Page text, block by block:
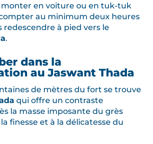
monter en voiture ou en tuk-tuk
au minimum deux heures
redescendre à pied vers le
.
dans la
au Jaswant Thada
de mètres du fort se trouve
qui offre un contraste
la masse imposante du grès
finesse et à la délicatesse du